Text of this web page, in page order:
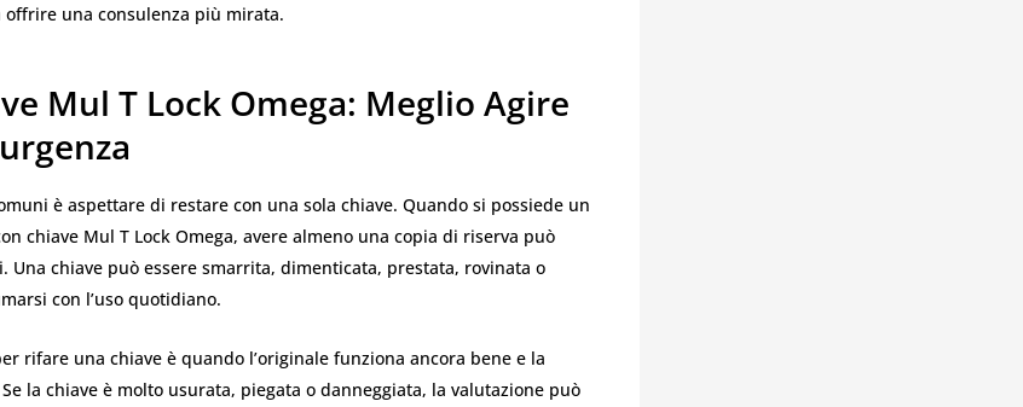
offrire una consulenza più mirata.
Mul T Lock Omega: Meglio Agire
è aspettare di restare con una sola chiave. Quando si possiede un
chiave Mul T Lock Omega, avere almeno una copia di riserva può
Una chiave può essere smarrita, dimenticata, prestata, rovinata o
con l’uso quotidiano.
rifare una chiave è quando l’originale funziona ancora bene e la
la chiave è molto usurata, piegata o danneggiata, la valutazione può